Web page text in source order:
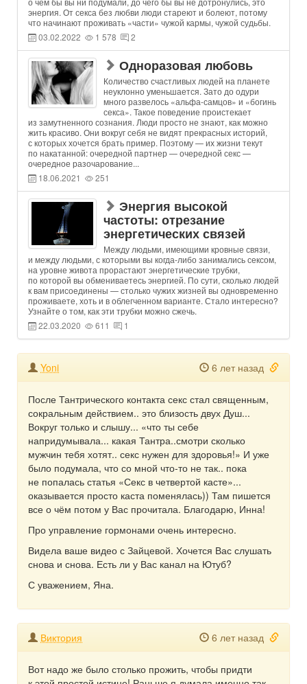
энергия. От секса без любви люди стареют и болеют, потому
что начинают проживать «части» чужой кармы, чужой судьбы.
03.02.2022
1 578 2
Одноразовая любовь
Количество счастливых людей на планете
неуклонно уменьшается. Зато до одури
много развелось «альфа-самцов» и «богинь
секса». Такое поведение проистекает
из замутненного сознания. Люди просто не знают, как можно
жить красиво. Они вокруг себя не видят прекрасных историй,
с которых хочется брать пример. Поэтому — их жизни текут
по накатанной: очередной партнер — очередной секс —
очередное разочарование...
18.06.2021
251
Энергия высокой
частоты: отрезание
энергетических связей
Между людьми, имеющими кровные связи,
и между людьми, с которыми вы когда-либо занимались сексом,
на уровне живота прорастают энергетические трубки,
по которой вы обмениваетесь энергией. По сути, сколько людей
к вам присоединены — столько чужих жизней вы одновременно
проживаете, хоть и в облегченном варианте. Стало интересно?
Узнайте о том, как эти трубки можно сжечь.
22.03.2020
611 1
Yoni 6 лет назад
После Тантрического контакта секс стал священным,
сокральным действием.. это близость двух Душ...
Вокруг только и слышу... «что ты себе
напридумывала... какая Тантра..смотри сколько
мужчин тебя хотят.. секс нужен для здоровья!» И уже
было подумала, что со мной что-то не так.. пока
не попалась статья «Секс в четвертой касте»...
оказывается просто каста поменялась)) Там пишется
все о чём потом у Вас прочитала. Благодарю, Инна!
Про управление гормонами очень интересно.
Видела ваше видео с Зайцевой. Хочется Вас слушать
снова и снова. Есть ли у Вас канал на Ютуб?
С уважением, Яна.
Виктория 6 лет назад
Вот надо же было столько прожить, чтобы придти